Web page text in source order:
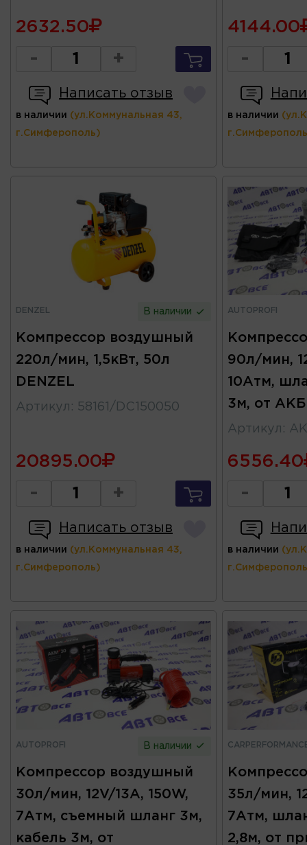
2632.50
- +
Написать отзыв
в наличии (ул.Коммунальная 43,
г.Симферополь)
4144.00
-
в наличии
DENZEL В наличии
Компрессор воздушный
220л/мин, 1,5кВт, 50л
DENZEL
Артикул : 58161/DC150050
20895.00
- +
Написать отзыв
в наличии (ул.Коммунальная 43,
г.Симферополь)
AUTOPROFI
90л/мин,
10Атм,
3м, от АКБ
Артикул :
6556.40
-
в наличии
AUTOPROFI В наличии
Компрессор воздушный
30л/мин, 12V/13A, 150W,
7Атм, съемный шланг 3м,
кабель 3м, от
35л/мин,
7Атм,
2,8м, от